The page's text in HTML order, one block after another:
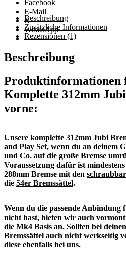
Facebook
E-Mail
X
WhatsApp
Beschreibung
Zusätzliche Informationen
Rezensionen (1)
Beschreibung
Produktinformationen
Komplette 312mm
vorne:
Unsere komplette 312mm Jubi
and Play Set, wenn du an deinem
und Co. auf die große Bremse
Voraussetzung dafür ist
288mm Bremse mit den
die 54er Bremssättel.
Wenn du die passende Anbindung
nicht hast, bieten wir auch
die Mk4 Basis an. Sollten bei
Bremssättel auch nicht werkseitig
diese ebenfalls bei uns.